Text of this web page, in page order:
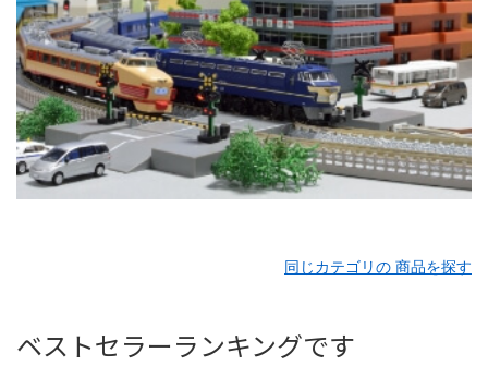
同じカテゴリの 商品を探す
ベストセラーランキングです